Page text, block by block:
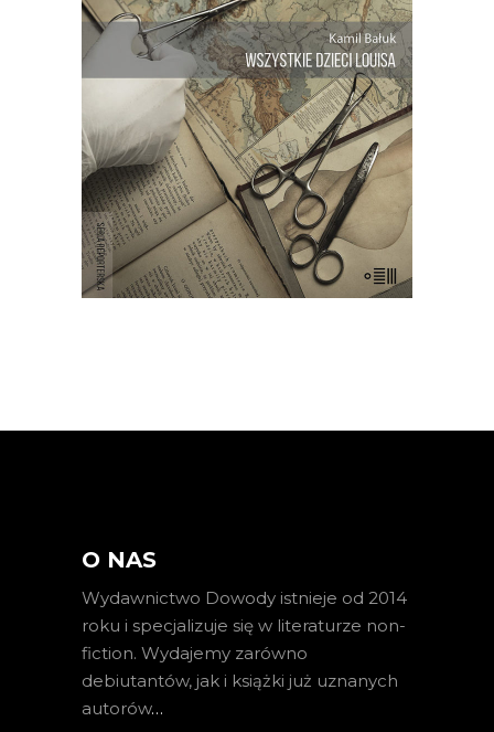
to młody polski reporter napisał o niej
najpełniej. Podczas swojego
drobiazgowego reporterskiego
śledztwa Kamil Bałuk szukał
odpowiedzi na pytanie, jak doszło do
tego, że jeden człowiek został ojcem
ponad dwusetki dzieci – i kim są […]
O NAS
Wydawnictwo Dowody istnieje od 2014
roku i specjalizuje się w literaturze non-
fiction. Wydajemy zarówno
debiutantów, jak i książki już uznanych
autorów…